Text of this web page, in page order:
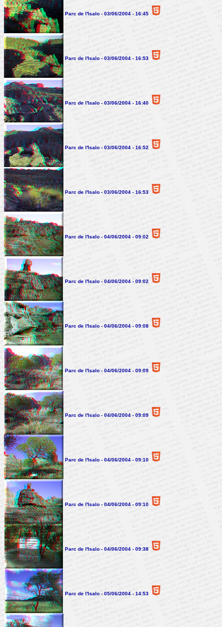
Parc de l'Isalo - 03/06/2004 - 16:45
Parc de l'Isalo - 03/06/2004 - 16:53
Parc de l'Isalo - 03/06/2004 - 16:40
Parc de l'Isalo - 03/06/2004 - 16:52
Parc de l'Isalo - 03/06/2004 - 16:53
Parc de l'Isalo - 04/06/2004 - 09:02
Parc de l'Isalo - 04/06/2004 - 09:02
Parc de l'Isalo - 04/06/2004 - 09:08
Parc de l'Isalo - 04/06/2004 - 09:09
Parc de l'Isalo - 04/06/2004 - 09:09
Parc de l'Isalo - 04/06/2004 - 09:10
Parc de l'Isalo - 04/06/2004 - 09:10
Parc de l'Isalo - 04/06/2004 - 09:38
Parc de l'Isalo - 05/06/2004 - 14:53